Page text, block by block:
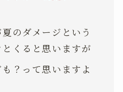
のダメージという
くると思いますが
？って思いますよ